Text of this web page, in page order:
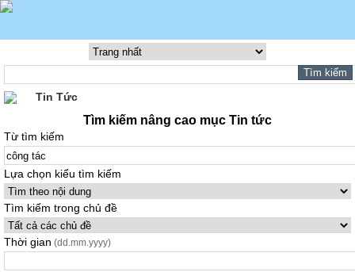
Tin Tức
Tìm kiếm nâng cao mục Tin tức
Từ tìm kiếm
Lựa chọn kiểu tìm kiếm
Tìm kiếm trong chủ đề
Thời gian (dd.mm.yyyy)